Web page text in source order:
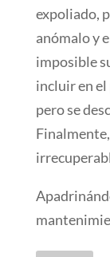
expoliado,
anómalo y
imposible
incluir en
pero se